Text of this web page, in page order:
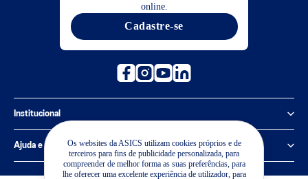
Os websites da ASICS utilizam cookies próprios e de
terceiros para fins de publicidade personalizada, para
compreender de melhor forma as suas preferências, para
lhe oferecer uma excelente experiência de utilizador, para
online.
Cadastre-se
Institucional
Política de Privacidade
Sobre a ASICS
Ajuda e suporte
Central de Relacionamento